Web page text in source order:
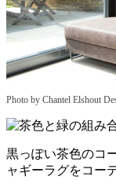
Photo by Chantel Elshout
黒っぽい茶色のコ
ャギーラグをコー